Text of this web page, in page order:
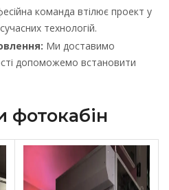
команда втілює проект у
технологій.
Ми доставимо
допоможемо встановити
фотокабін